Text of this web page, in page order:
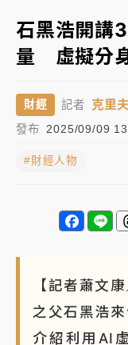
連根拔起
中颱白海豚風雨
白海豚逼近！北
4800＋拖吊費
石黑浩開講
量 虛擬分
財經 記者 克里夫
發布 2025/09/09
#財經人物
【記者蕭文
之父石黑浩
介紹利用AI